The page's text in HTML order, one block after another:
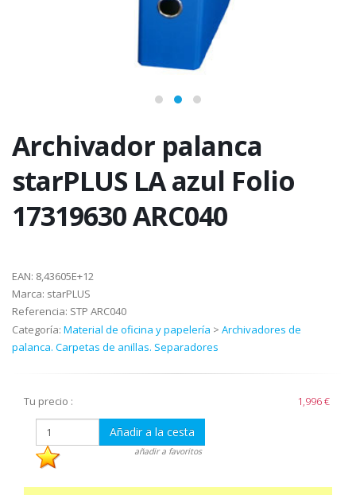
Archivador palanca
starPLUS LA azul Folio
17319630 ARC040
EAN: 8,43605E+12
Marca: starPLUS
Referencia: STP ARC040
Categoría: Material de oficina y papelería > Archivadores de
palanca. Carpetas de anillas. Separadores
Tu precio : 1,996 €
Añadir a la cesta
añadir a favoritos